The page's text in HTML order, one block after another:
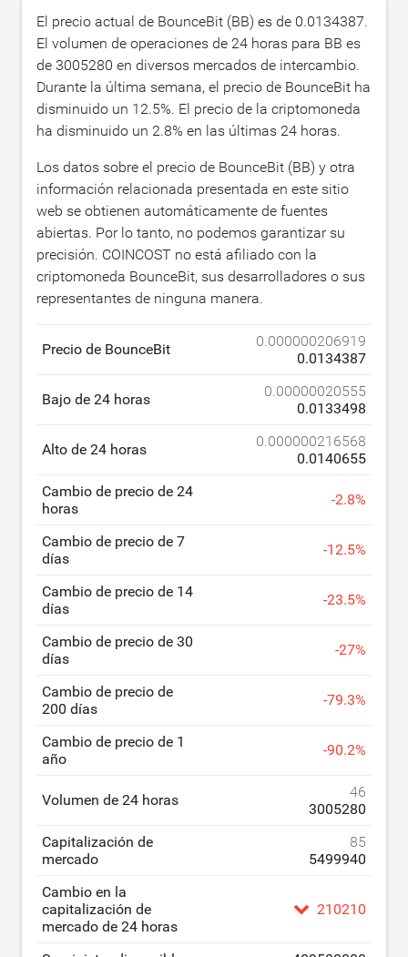
El precio actual de BounceBit (BB) es de 0.0134387.
El volumen de operaciones de 24 horas para BB es
de 3005280 en diversos mercados de intercambio.
Durante la última semana, el precio de BounceBit ha
disminuido un 12.5%. El precio de la criptomoneda
ha disminuido un 2.8% en las últimas 24 horas.
Los datos sobre el precio de BounceBit (BB) y otra
información relacionada presentada en este sitio
web se obtienen automáticamente de fuentes
abiertas. Por lo tanto, no podemos garantizar su
precisión. COINCOST no está afiliado con la
criptomoneda BounceBit, sus desarrolladores o sus
representantes de ninguna manera.
Precio de BounceBit
0.000000206919
0.0134387
Bajo de 24 horas
0.00000020555
0.0133498
Alto de 24 horas
0.000000216568
0.0140655
Cambio de precio de 24
horas
-2.8%
Cambio de precio de 7
días
-12.5%
Cambio de precio de 14
días
-23.5%
Cambio de precio de 30
días
-27%
Cambio de precio de
200 días
-79.3%
Cambio de precio de 1
año
-90.2%
Volumen de 24 horas
46
3005280
Capitalización de
mercado
85
5499940
Cambio en la
capitalización de
mercado de 24 horas
210210